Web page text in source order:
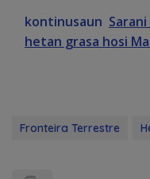
kontinusaun
hetan grasa hosi
Fronteira Terrestre